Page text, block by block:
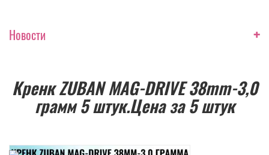
Новости +
Кренк ZUBAN MAG-DRIVE 38mm-3,0
грамм 5 штук.Цена за 5 штук